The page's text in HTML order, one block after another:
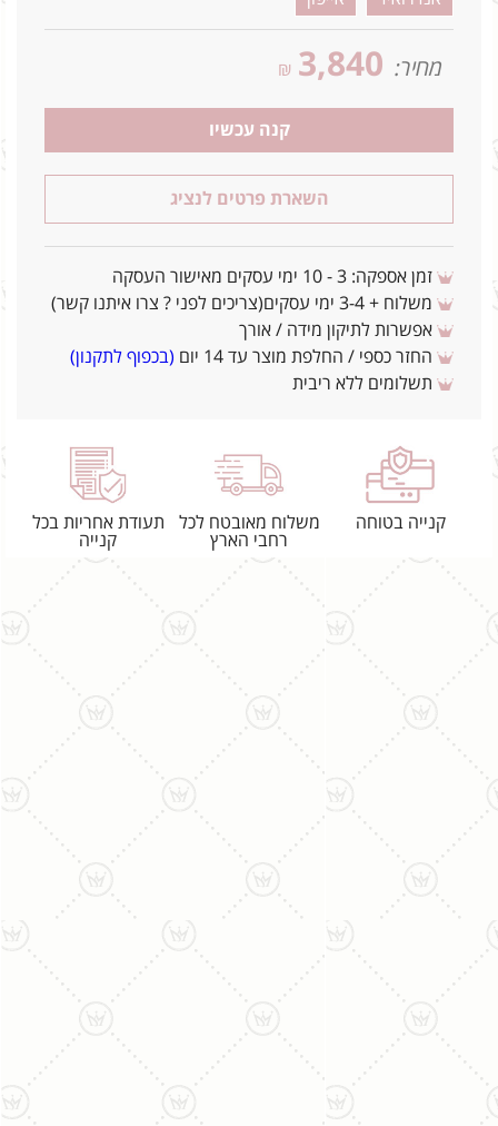
מחיר: 3,840
₪
קנה עכשיו
השארת פרטים לנציג
זמן אספקה: 3 - 10 ימי עסקים מאישור העסקה
משלוח + 3-4 ימי עסקים(צריכים לפני ? צרו איתנו קשר)
אפשרות לתיקון מידה / אורך
החזר כספי / החלפת מוצר עד 14 יום
(בכפוף לתקנון)
תשלומים ללא ריבית
קנייה בטוחה
משלוח מאובטח לכל
רחבי הארץ
תעודת אחריות בכל
קנייה